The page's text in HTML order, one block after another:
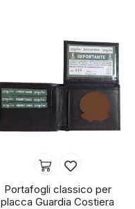
Portafogli classico per
placca Guardia Costiera